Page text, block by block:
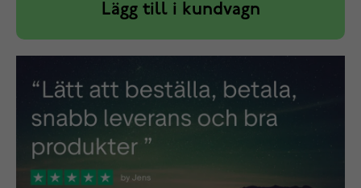
Lägg till i kundvagn